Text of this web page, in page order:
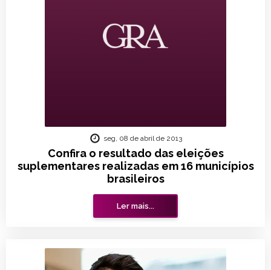
Confira o resultado das eleições
suplementares realizadas em 16 municípios
brasileiros
seg, 08 de abril de 2013
Ler mais...